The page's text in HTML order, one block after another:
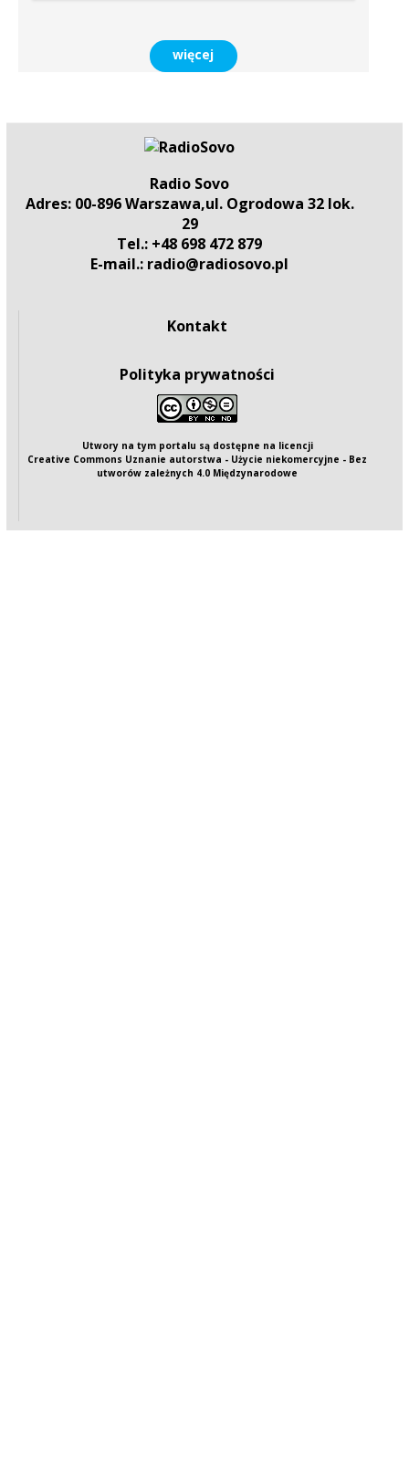
więcej
Radio Sovo
Adres: 00-896 Warszawa,ul. Ogrodowa 32 lok.
29
Tel.: +48 698 472 879
E-mail.: radio@radiosovo.pl
Kontakt
Polityka prywatności
Utwory na tym portalu są dostępne na licencji
Creative Commons Uznanie autorstwa - Użycie niekomercyjne - Bez
utworów zależnych 4.0 Międzynarodowe